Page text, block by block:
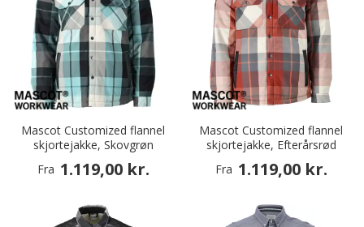
Mascot Customized flannel
skjortejakke, Skovgrøn
Fra 1.119,00 kr.
Mascot Customized flannel
skjortejakke, Efterårsrød
Fra 1.119,00 kr.